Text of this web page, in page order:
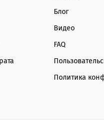
Блог
Видео
FAQ
Политика